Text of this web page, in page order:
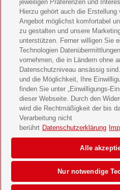
Brigitte Geschenkabo
GEOlino Geschenkabo
Stern Crime Geschenkabo
Welt der Wunder Geschenkabo
GEO Geschenkabo verschenken
Einwilligungs-Einstellungen
jeweiligen Präferenzen und
Hierzu gehört auch die
Angebot möglichst komfortabel
zu gestalten und unsere
unterstützen. Ferner willigen Sie
Technologien
vornehmen, die in Ländern ohne
Datenschutzniveau ansässig
und die Möglichkeit, Ihre
finden Sie unter „Einwilligungs-
dieser Webseite. Durch den
wird die Rechtmäßigkeit der bis
Verarbeitung nicht
berührt Datenschutzerklärung
Nur notwendige
Alle